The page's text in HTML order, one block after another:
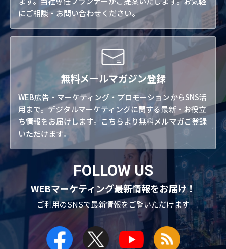
にご相談・お問い合わせください。
無料メールマガジン登録
WEB広告・マーケティング・プロモーションからSNS活
用まで。デジタルマーケティングに関する最新・お役立
ち情報をお届けします。こちらより無料メルマガご登録
いただけます。
FOLLOW US
WEBマーケティング最新情報をお届け！
ご利用のSNSで最新情報をご覧いただけます